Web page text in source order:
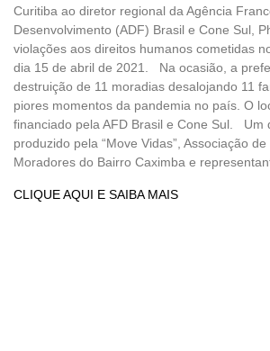
Curitiba ao diretor regional da Agência
Desenvolvimento (ADF) Brasil e Cone Sul,
violações aos direitos humanos cometidas
dia 15 de abril de 2021. Na ocasião, a
destruição de 11 moradias desalojando 11
piores momentos da pandemia no país. O
financiado pela AFD Brasil e Cone Sul. Um
produzido pela “Move Vidas”, Associação
Moradores do Bairro Caximba e
CLIQUE AQUI E SAIBA MAIS